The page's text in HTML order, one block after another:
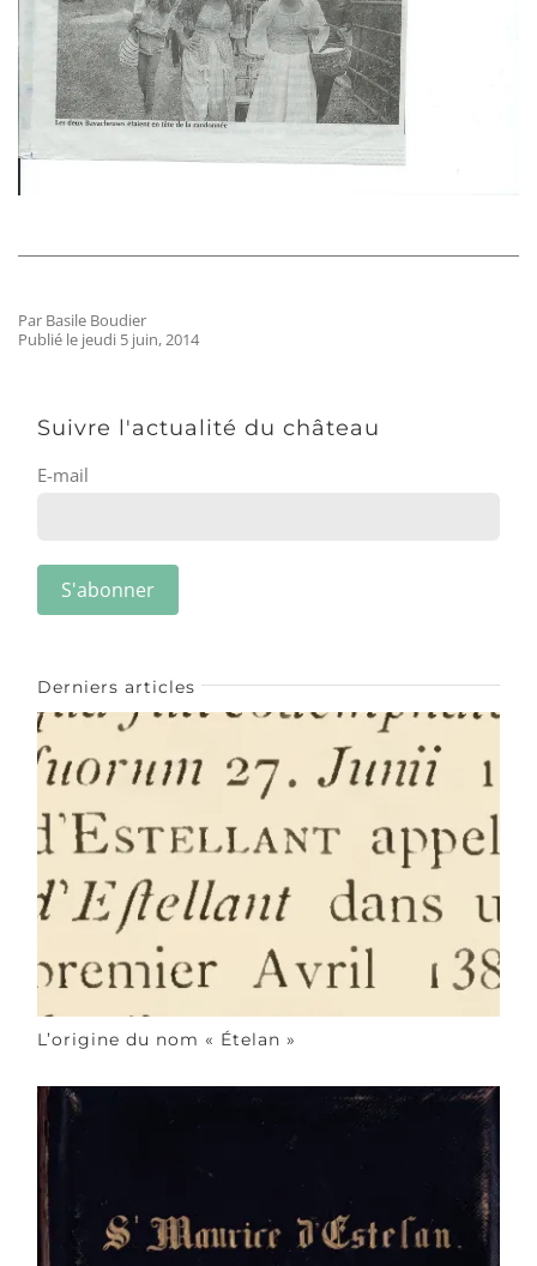
Par Basile Boudier
Publié le jeudi 5 juin, 2014
Suivre l'actualité du château
E-mail
Derniers articles
L’origine du nom « Ételan »